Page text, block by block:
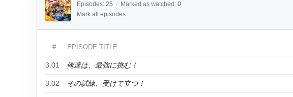
Episodes: 25 / Marked as watched: 0
Mark all episodes
# EPISODE TITLE
3.01 俺達は、最強に挑む！
3.02 その試練、受けて立つ！